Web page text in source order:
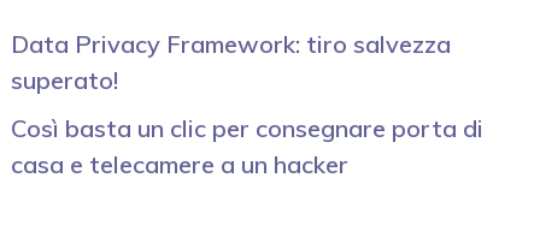
Data Privacy Framework: tiro salvezza
superato!
Così basta un clic per consegnare porta di
casa e telecamere a un hacker